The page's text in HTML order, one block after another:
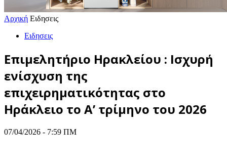
Αρχική Ειδησεις
Ειδησεις
Επιμελητήριο Ηρακλείου : Ισχυρή
ενίσχυση της
επιχειρηματικότητας στο
Ηράκλειο το Α’ τρίμηνο του 2026
07/04/2026 - 7:59 ΠΜ